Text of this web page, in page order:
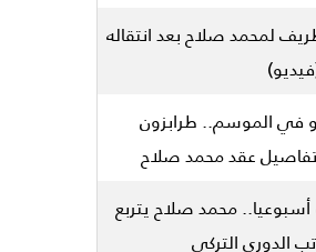
لمحمد صلاح بعد انتقاله
في الموسم.. طرابزون
عقد محمد صلاح
أسبوعيا.. محمد صلاح يتربع
الدوري التركي